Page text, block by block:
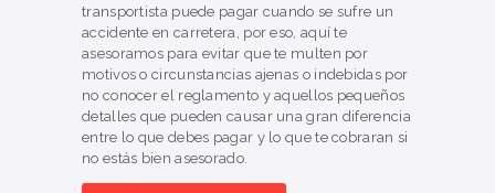
transportista puede pagar cuando se sufre un
accidente en carretera, por eso, aquí te
asesoramos para evitar que te multen por
motivos o circunstancias ajenas o indebidas por
no conocer el reglamento y aquellos pequeños
detalles que pueden causar una gran diferencia
entre lo que debes pagar y lo que te cobraran si
no estás bien asesorado.